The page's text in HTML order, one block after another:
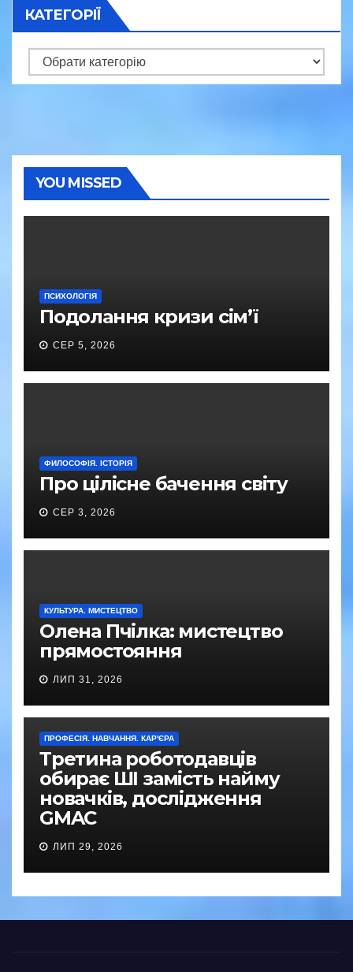
КАТЕГОРІЇ
Категорії
YOU MISSED
ПСИХОЛОГІЯ
Подолання кризи сім’ї
СЕР 5, 2026
ФИЛОСОФІЯ. ІСТОРІЯ
Про цілісне бачення світу
СЕР 3, 2026
КУЛЬТУРА. МИСТЕЦТВО
Олена Пчілка: мистецтво
прямостояння
ЛИП 31, 2026
ПРОФЕСІЯ. НАВЧАННЯ. КАР'ЄРА
Третина роботодавців
обирає ШІ замість найму
новачків, дослідження
GMAC
ЛИП 29, 2026